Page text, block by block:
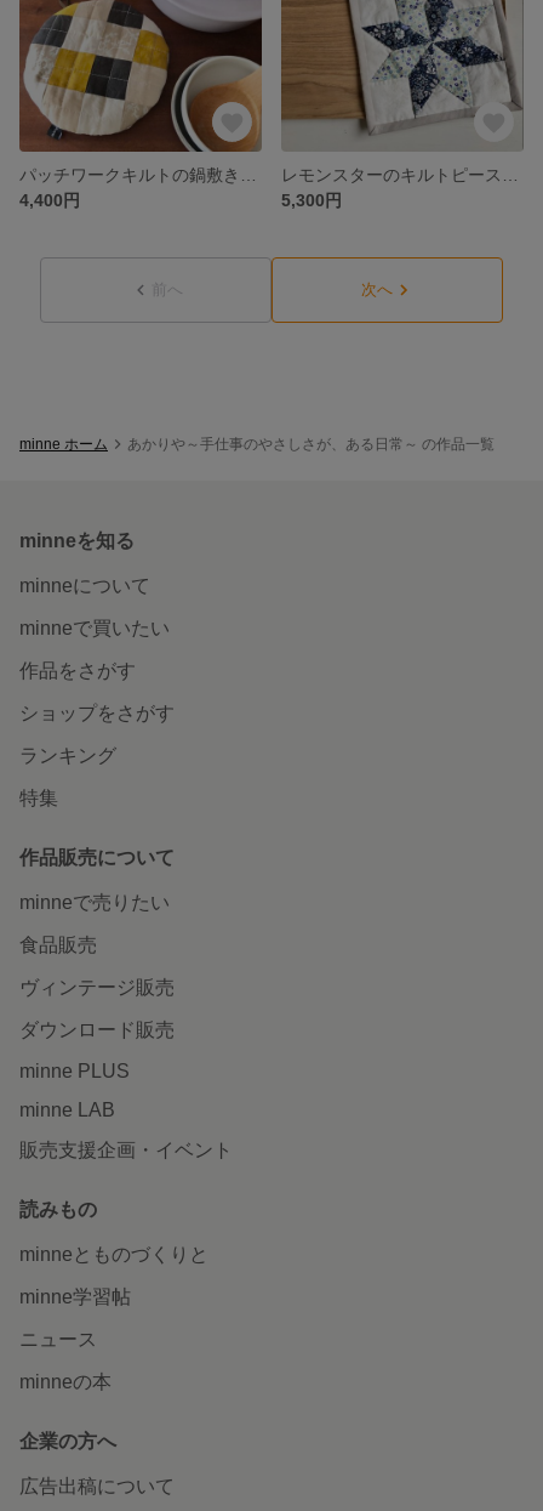
4,400円
5,300円
前へ 次へ
minne ホーム あかりや～手仕事のやさしさが、ある日常～ の作品一覧
minneを知る
minneについて
minneで買いたい
作品をさがす
ショップをさがす
ランキング
特集
作品販売について
minneで売りたい
食品販売
ヴィンテージ販売
ダウンロード販売
minne PLUS
minne LAB
販売支援企画・イベント
読みもの
minneとものづくりと
minne学習帖
ニュース
minneの本
企業の方へ
広告出稿について